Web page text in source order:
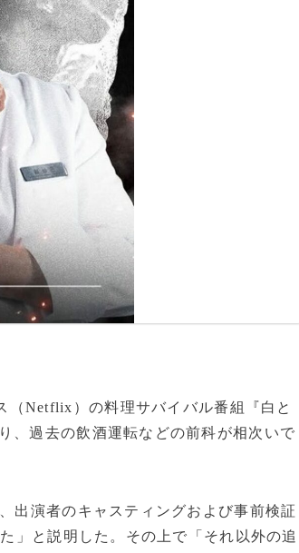
（Netflix）の料理サバイバル番組『白と
、過去の飲酒運転などの前科が相次いで
出演者のキャスティングおよび事前検証
」と説明した。その上で「それ以外の追